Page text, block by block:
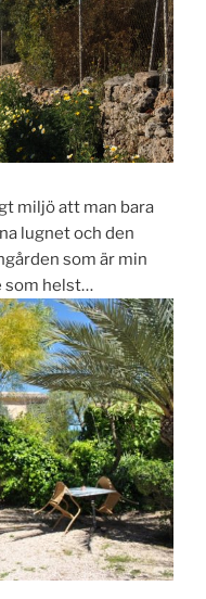
miljö att man bara
lugnet och den
som är min
som helst…